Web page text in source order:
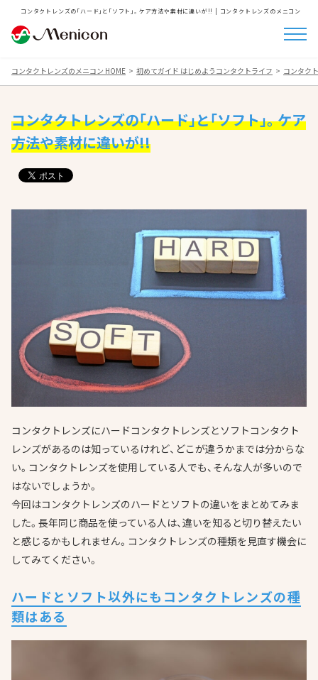
コンタクトレンズの｢ハード｣と｢ソフト｣。ケア方法や素材に違いが!! | コンタクトレンズのメニコン
コンタクトレンズのメニコン HOME 初めてガイド はじめようコンタクトライフ コンタク
コンタクトレンズの｢ハード｣と｢ソフト｣。ケア
方法や素材に違いが!!
コンタクトレンズにハードコンタクトレンズとソフトコンタクト
レンズがあるのは知っているけれど、どこが違うかまでは分からな
い。コンタクトレンズを使用している人でも、そんな人が多いので
はないでしょうか。
今回はコンタクトレンズのハードとソフトの違いをまとめてみま
した。長年同じ商品を使っている人は、違いを知ると切り替えたい
と感じるかもしれません。コンタクトレンズの種類を見直す機会に
してみてください。
ハードとソフト以外にもコンタクトレンズの種
類はある